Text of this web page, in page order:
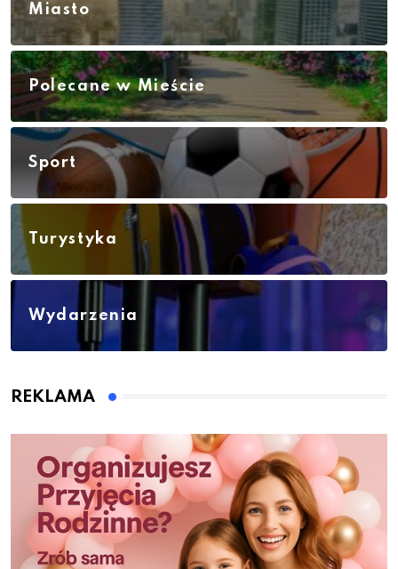
Miasto
Polecane w Mieście
Sport
Turystyka
Wydarzenia
REKLAMA